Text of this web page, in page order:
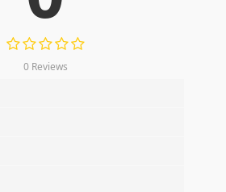
0 Reviews